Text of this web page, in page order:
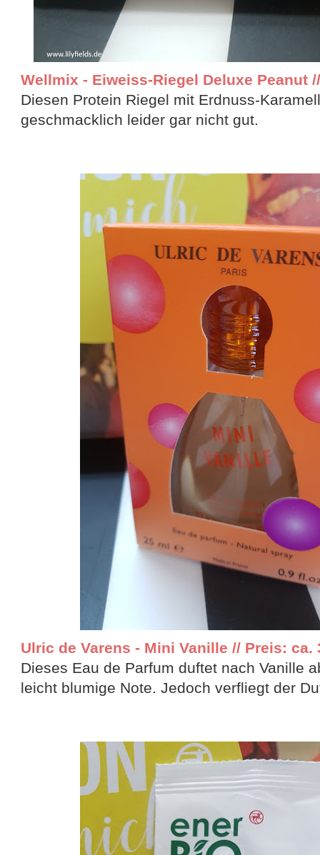
Wellmix - Eiweiss-Riegel Deluxe Peanut
Diesen Protein Riegel mit Erdnuss-
geschmacklich leider gar nicht gut.
Ulric de Varens - Mini Vanille // Preis: ca.
Dieses Eau de Parfum duftet nach Vanille
leicht blumige Note. Jedoch verfliegt der